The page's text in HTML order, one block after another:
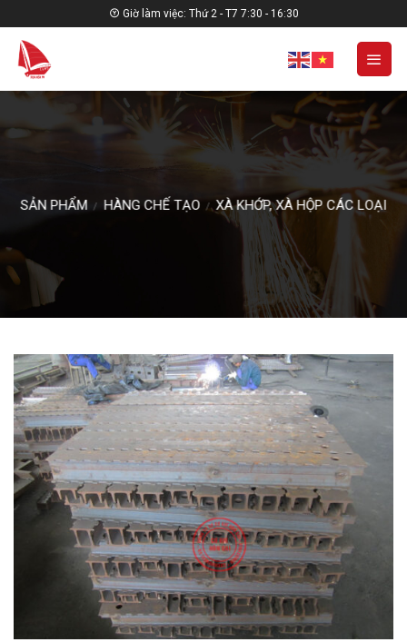
to
content
Giờ làm việc: Thứ 2 - T7 7:30 - 16:30
SẢN PHẨM / HÀNG CHẾ TẠO / XÀ KHỚP, XÀ HỘP CÁC LOẠI